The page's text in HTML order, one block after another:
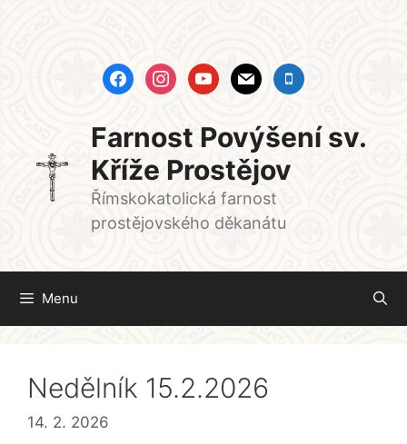
facebookinstagramyoutubemail mobile
Farnost Povýšení sv.
Kříže Prostějov
Římskokatolická farnost
prostějovského děkanátu
Menu
Nedělník 15.2.2026
14. 2. 2026